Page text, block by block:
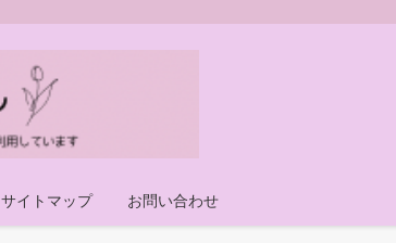
サイトマップ お問い合わせ